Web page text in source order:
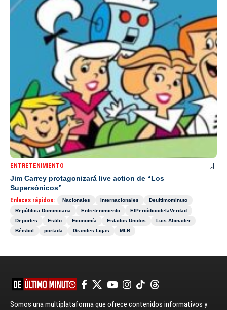
ENTRETENIMIENTO
Jim Carrey protagonizará live action de “Los
Supersónicos”
Enlaces rápidos: Nacionales Internacionales
Deultimominuto
República Dominicana
Entretenimiento
ElPeriódicodelaVerdad
Deportes
Estilo Economía Estados Unidos
Luis Abinader
Béisbol
portada Grandes Ligas MLB
Somos una multiplataforma que ofrece contenidos informativos y